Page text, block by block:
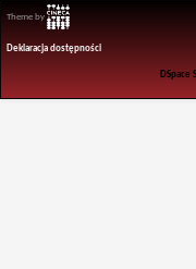
Theme by
Deklaracja dostępności
DSpace